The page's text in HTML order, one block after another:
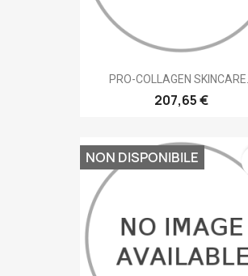
PRO-COLLAGEN SKINCARE...
207,65 €
NON DISPONIBILE